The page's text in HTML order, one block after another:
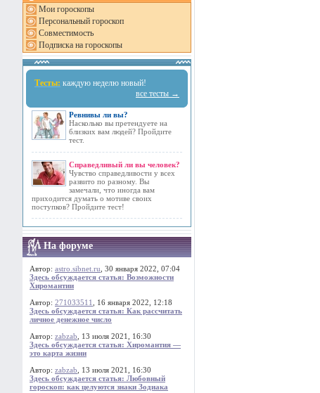
Мои гороскопы
Персональный гороскоп
Совместимость
Подписка на гороскопы
Тесты: каждую неделю новый!
все тесты →
Ревнивы ли вы?
Насколько вы претендуете на
близких вам людей? Пройдите
тест.
Справедливый ли вы человек?
Чувство справедливости у всех
развито по разному. Вы
замечали, что иногда вам
приходится думать о мотиве своих
поступков? Пройдите тест!
На форуме
Автор: astro.sibnet.ru , 30 января 2022, 07:04
Здесь обсуждается статья: Возможности
Хиромантии
Автор: 271033511
, 16 января 2022, 12:18
Здесь обсуждается статья: Как рассчитать
личное денежное число
Автор: zabzab , 13 июля 2021, 16:30
Здесь обсуждается статья: Хиромантия —
это карта жизни
Автор: zabzab , 13 июля 2021, 16:30
Здесь обсуждается статья: Любовный
гороскоп: как целуются знаки Зодиака